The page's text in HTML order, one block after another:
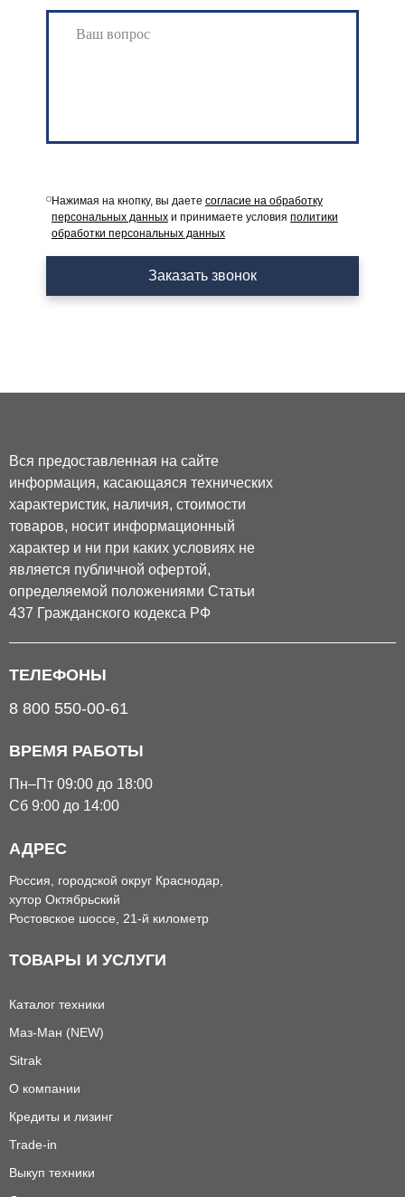
Нажимая на кнопку, вы даете согласие на обработку
персональных данныхи принимаете условия политики
обработки персональных данных
Заказать звонок
Вся предоставленная на сайте
информация, касающаяся технических
характеристик, наличия, стоимости
товаров, носит информационный
характер и ни при каких условиях не
является публичной офертой,
определяемой положениями Статьи
437 Гражданского кодекса РФ
ТЕЛЕФОНЫ
8 800 550-00-61
ВРЕМЯ РАБОТЫ
Пн–Пт 09:00 до 18:00
Сб 9:00 до 14:00
АДРЕС
Россия, городской округ Краснодар,
хутор Октябрьский
Ростовское шоссе, 21-й километр
ТОВАРЫ И УСЛУГИ
Каталог техники
Маз-Ман (NEW)
Sitrak
О компании
Кредиты и лизинг
Trade-in
Выкуп техники